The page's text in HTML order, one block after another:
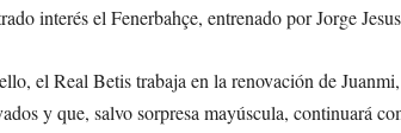
interés el Fenerbahçe, entrenado por Jorge
el Real Betis trabaja en la renovación de
y que, salvo sorpresa mayúscula, continuará